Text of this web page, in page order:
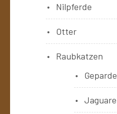
Nilpferde
Otter
Raubkatzen
Geparde
Jaguare